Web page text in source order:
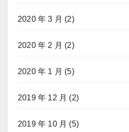
2020 年 3 月 (2)
2020 年 2 月 (2)
2020 年 1 月 (5)
2019 年 12 月 (2)
2019 年 10 月 (5)